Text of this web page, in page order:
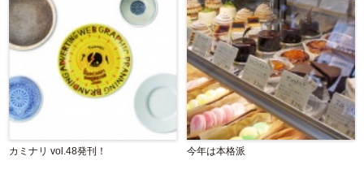
カミナリ vol.48発刊！ 今年は本格派